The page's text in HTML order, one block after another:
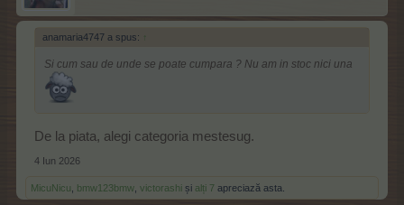
anamaria4747 a spus: ↑
Si cum sau de unde se poate cumpara ? Nu am in stoc nici una
De la piata, alegi categoria mestesug.
4 Iun 2026
MicuNicu bmw123bmw victorashi și alți 7 apreciază asta.